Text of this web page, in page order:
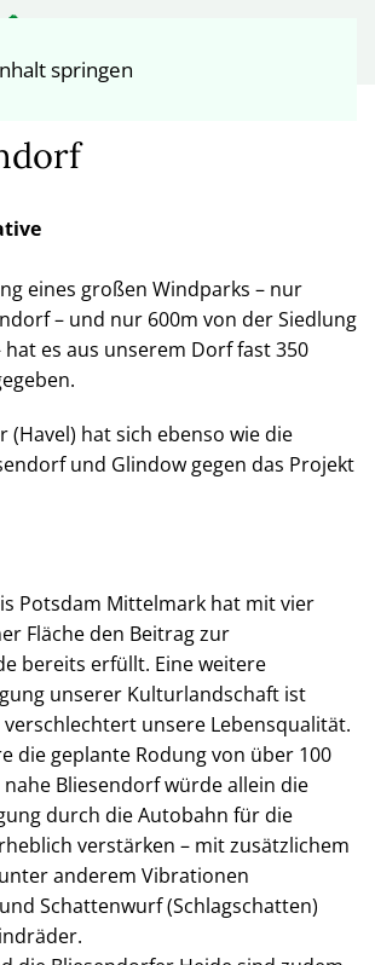
springen
eines großen Windparks – nur
– und nur 600m von der Siedlung
hat es aus unserem Dorf fast 350
(Havel) hat sich ebenso wie die
und Glindow gegen das Projekt
Potsdam Mittelmark hat mit vier
Fläche den Beitrag zur
bereits erfüllt. Eine weitere
unserer Kulturlandschaft ist
unsere Lebensqualität.
die geplante Rodung von über 100
Bliesendorf würde allein die
durch die Autobahn für die
verstärken – mit zusätzlichem
anderem Vibrationen
Schattenwurf (Schlagschatten)